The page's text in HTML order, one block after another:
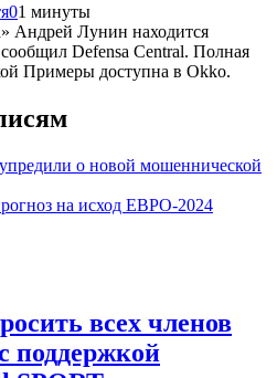
01 минуты
Андрей Лунин находится
Defensa Central. Полная
Примеры доступна в Okko.
о новой мошеннической
на исход ЕВРО‑2024
всех членов
поддержкой